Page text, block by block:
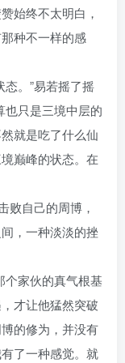
始终不太明白，
种不一样的感
。”易若摇了摇
也只是三境中层的
就是吃了什么仙
巅峰的状态。在
败自己的周博，
，一种淡淡的挫
个家伙的真气根基
才让他猛然突破
的修为，并没有
了一种感觉。就